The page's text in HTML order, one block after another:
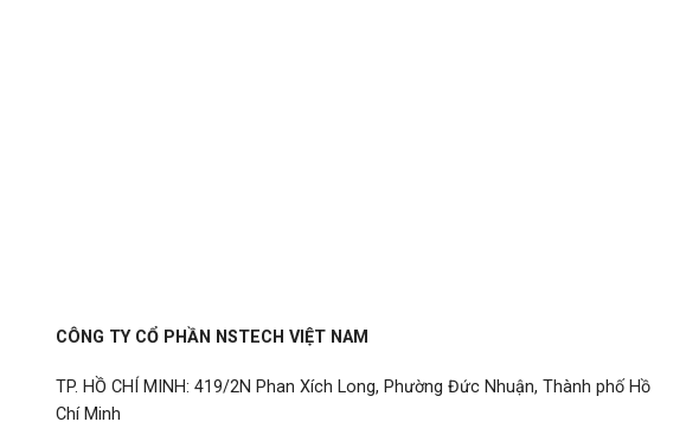
CÔNG TY CỔ PHẦN NSTECH VIỆT NAM
TP. HỒ CHÍ MINH: 419/2N Phan Xích Long, Phường Đức Nhuận, Thành phố Hồ
Chí Minh